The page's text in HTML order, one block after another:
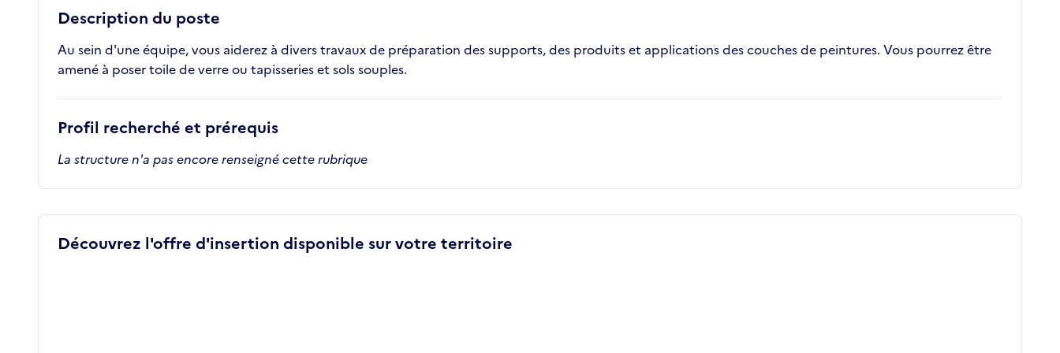
Description du poste
Au sein d'une équipe, vous aiderez à divers travaux de préparation des supports, des produits et applications des couches de peintures. Vous pourrez être
amené à poser toile de verre ou tapisseries et sols souples.
Profil recherché et prérequis
La structure n'a pas encore renseigné cette rubrique
Découvrez l'offre d'insertion disponible sur votre territoire